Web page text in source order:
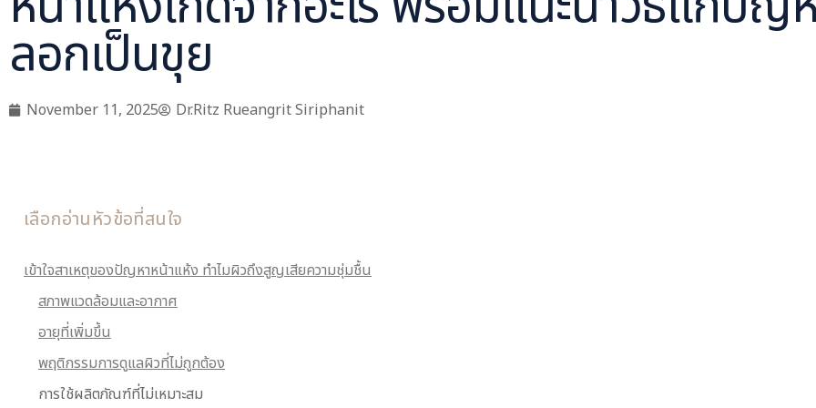
ลอกเป็นขุย
November 11, 2025 Dr.Ritz Rueangrit Siriphanit
เลือกอ่านหัวข้อที่สนใจ
เข้าใจสาเหตุของปัญหาหน้าแห้ง ทำไมผิวถึงสูญเสียความชุ่มชื้น
สภาพแวดล้อมและอากาศ
อายุที่เพิ่มขึ้น
พฤติกรรมการดูแลผิวที่ไม่ถูกต้อง
การใช้ผลิตภัณฑ์ที่ไม่เหมาะสม